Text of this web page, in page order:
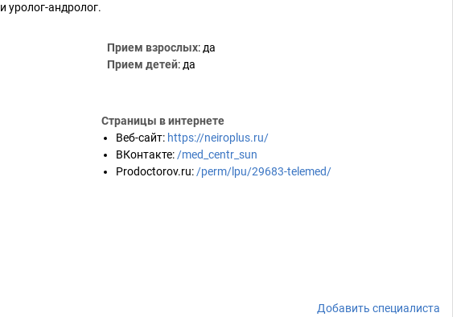
уролог-андролог.
Прием взрослых: да
Прием детей: да
Страницы в интернете
Веб-сайт: https://neiroplus.ru/
ВКонтакте: /med_centr_sun
Prodoctorov.ru: /perm/lpu/29683-telemed/
Добавить специалиста